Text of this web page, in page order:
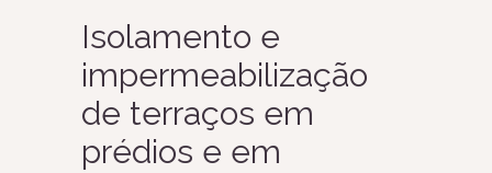
Isolamento e
impermeabilização
de terraços em
prédios e em